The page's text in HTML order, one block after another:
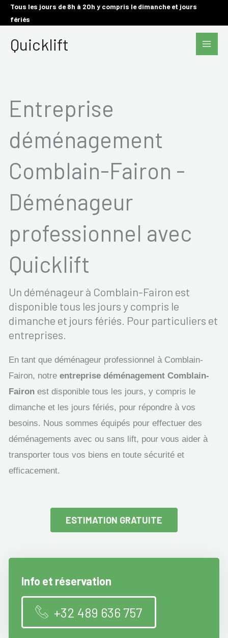
AllerTous les jours de 8h à 20h y compris le dimanche et jours
fériés
Quicklift
Main
Entreprise
déménagement
Comblain-Fairon -
Déménageur
professionnel avec
Quicklift
Un déménageur à Comblain-Fairon est
disponible tous les jours y compris le
dimanche et jours fériés. Pour particuliers et
entreprises.
En tant que déménageur professionnel à Comblain-
Fairon, notre entreprise déménagement Comblain-
Fairon est disponible tous les jours, y compris le
dimanche et les jours fériés, pour répondre à vos
besoins. Nous sommes équipés pour effectuer des
déménagements avec ou sans lift, pour vous aider à
transporter tous vos biens en toute sécurité et
efficacement.
ESTIMATION GRATUITE
Info et réservation
+32 489 636 757